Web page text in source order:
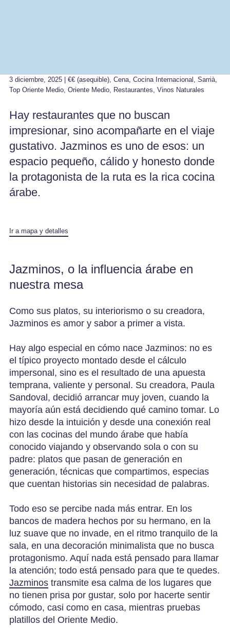
3 diciembre, 2025 | €€ (asequible) Cena Cocina Internacional Sarrià
Top Oriente Medio Oriente Medio Restaurantes Vinos Naturales
Hay restaurantes que no buscan
impresionar, sino acompañarte en el viaje
gustativo. Jazminos es uno de esos: un
espacio pequeño, cálido y honesto donde
la protagonista de la ruta es la rica cocina
árabe.
Ir a mapa y detalles
Jazminos, o la influencia árabe en
nuestra mesa
Como sus platos, su interiorismo o su creadora,
Jazminos es amor y sabor a primer a vista.
Hay algo especial en cómo nace Jazminos: no es
el típico proyecto montado desde el cálculo
impersonal, sino es el resultado de una apuesta
temprana, valiente y personal. Su creadora, Paula
Sandoval, decidió arrancar muy joven, cuando la
mayoría aún está decidiendo qué camino tomar. Lo
hizo desde la intuición y desde una conexión real
con las cocinas del mundo árabe que había
conocido viajando y observando sola o con su
padre: platos que pasan de generación en
generación, técnicas que compartimos, especias
que cuentan historias sin necesidad de palabras.
Todo eso se percibe nada más entrar. En los
bancos de madera hechos por su hermano, en la
luz suave que no invade, en el ritmo tranquilo de la
sala, en una decoración minimalista que no busca
protagonismo. Aquí nada está pensado para llamar
la atención; todo está pensado para que te quedes.
Jazminos transmite esa calma de los lugares que
no tienen prisa por gustar, solo por hacerte sentir
cómodo, casi como en casa, mientras pruebas
platillos del Oriente Medio.